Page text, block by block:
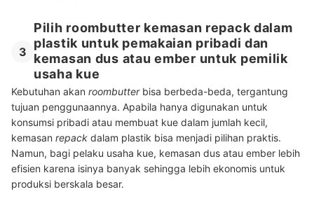
3
Pilih roombutter kemasan repack dalam
plastik untuk pemakaian pribadi dan
kemasan dus atau ember untuk pemilik
usaha kue
Kebutuhan akan roombutterbisa berbeda-beda, tergantung
tujuan penggunaannya. Apabila hanya digunakan untuk
konsumsi pribadi atau membuat kue dalam jumlah kecil,
kemasan repack dalam plastik bisa menjadi pilihan praktis.
Namun, bagi pelaku usaha kue, kemasan dus atau ember lebih
efisien karena isinya banyak sehingga lebih ekonomis untuk
produksi berskala besar.